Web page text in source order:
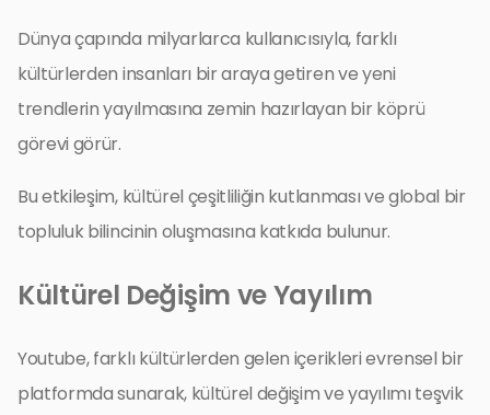
Dünya çapında milyarlarca kullanıcısıyla, farklı
kültürlerden insanları bir araya getiren ve yeni
trendlerin yayılmasına zemin hazırlayan bir köprü
görevi görür.
Bu etkileşim, kültürel çeşitliliğin kutlanması ve global bir
topluluk bilincinin oluşmasına katkıda bulunur.
Kültürel Değişim ve Yayılım
Youtube, farklı kültürlerden gelen içerikleri evrensel bir
platformda sunarak, kültürel değişim ve yayılımı teşvik